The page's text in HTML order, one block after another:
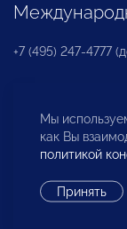
+7 (495) 247-4777
Бюро по
инвесторов
Мы
как Вы
политикой
Принять